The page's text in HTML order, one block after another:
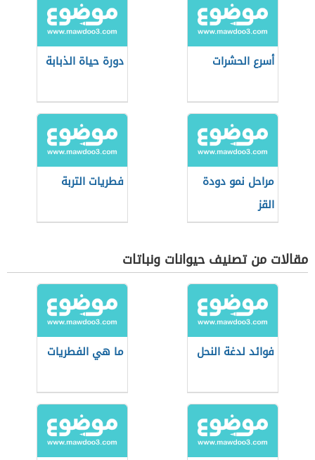
أسرع الحشرات دورة حياة الذبابة
مراحل نمو دودة
القز
فطريات التربة
مقالات من تصنيف حيوانات ونباتات
فوائد لدغة النحل ما هي الفطريات